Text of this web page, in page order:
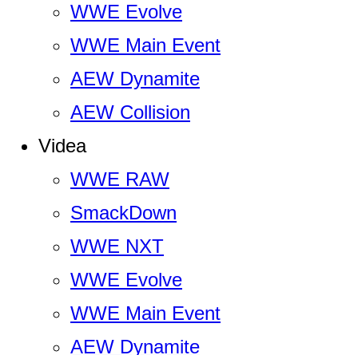
WWE Evolve
WWE Main Event
AEW Dynamite
AEW Collision
Videa
WWE RAW
SmackDown
WWE NXT
WWE Evolve
WWE Main Event
AEW Dynamite